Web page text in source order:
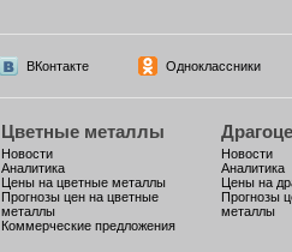
ВКонтакте Одноклассники
Цветные металлы
Новости
Аналитика
Цены на цветные металлы
Прогнозы цен на цветные
металлы
Коммерческие предложения
Новости
Аналитика
Цены на
Прогнозы
металлы